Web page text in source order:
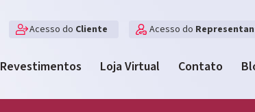
Acesso do Cliente Acesso do
Revestimentos Loja Virtual Contato